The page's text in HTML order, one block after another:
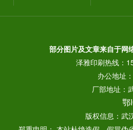
部分图片及文章来自于网
泽雅印刷热线：
办公地址
厂部地址：
鄂
版权信息：武